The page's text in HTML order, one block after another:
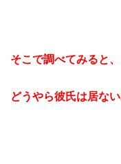
そこで調べてみると、
どうやら彼氏は居な